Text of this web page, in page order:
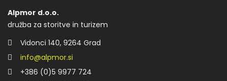
Alpmor d.o.o.
družba za storitve in turizem
Vidonci 140, 9264 Grad
info@alpmor.si
+386 (0)5 9977 724